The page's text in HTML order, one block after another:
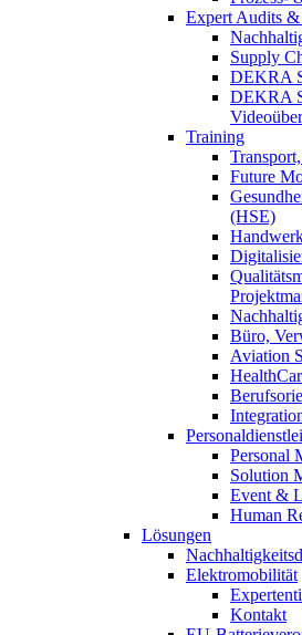
Expert Audits &
Supply
DEKRA
DEKRA
Training
Future
(HSE)
Büro,
Aviation
Personal
Solution
Event &
Human
Lösungen
Elektromobilität
Kontakt